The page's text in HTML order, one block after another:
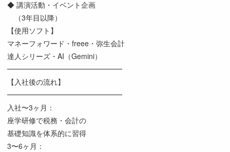
◆ 講演活動・イベント企画
（3年目以降）
【使用ソフト】
マネーフォワード・freee・弥生会計
達人シリーズ・AI（Gemini）
━━━━━━━━━━━━━━━━
【入社後の流れ】
━━━━━━━━━━━━━━━━
入社〜3ヶ月：
座学研修で税務・会計の
基礎知識を体系的に習得
3〜6ヶ月：